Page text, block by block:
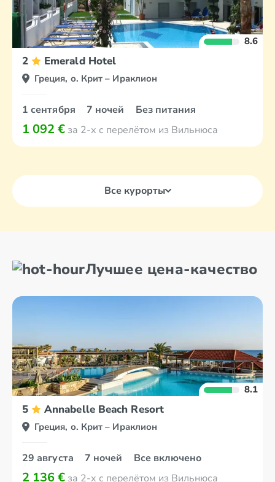
8.6
2 Emerald Hotel
Греция, о. Крит – Ираклион
1 сентября 7 ночей Без питания
1 092 € за 2-х с перелётом из Вильнюса
Все курорты
Лучшее цена-качество
8.1
5 Annabelle Beach Resort
Греция, о. Крит – Ираклион
29 августа 7 ночей Все включено
2 136 € за 2-х с перелётом из Вильнюса